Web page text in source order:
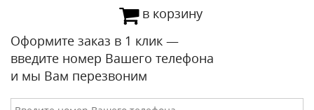
в корзину
Оформите заказ в 1 клик —
введите номер Вашего телефона
и мы Вам перезвоним